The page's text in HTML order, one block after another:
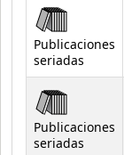
Publicaciones
seriadas
Publicaciones
seriadas